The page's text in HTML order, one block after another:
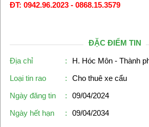
ĐT: 0942.96.2023 - 0868.15.3579
ĐẶC ĐIỂM TIN
Địa chỉ :
H. Hóc Môn - Thành
Loại tin rao
:
Cho thuê xe cẩu
Ngày đăng tin
:
09/04/2024
Ngày hết hạn
: 09/04/2034